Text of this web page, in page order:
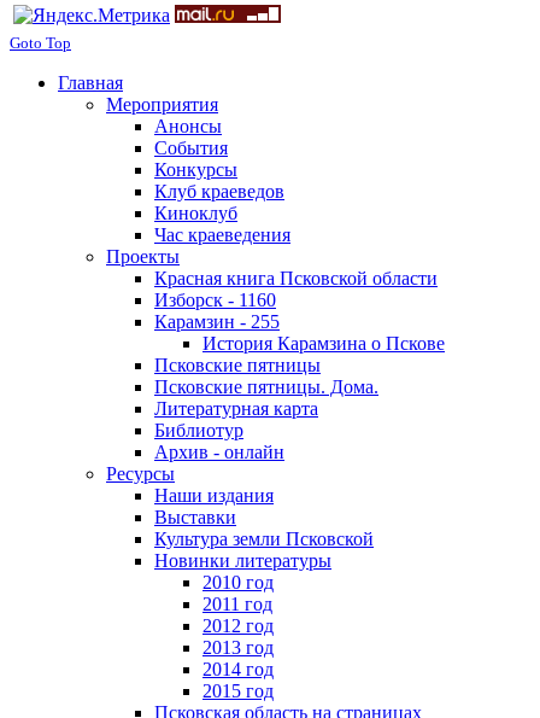
Goto Top
Главная
Мероприятия
Анонсы
События
Конкурсы
Клуб краеведов
Киноклуб
Час краеведения
Проекты
Красная книга Псковской области
Изборск - 1160
Карамзин - 255
История Карамзина о Пскове
Псковские пятницы
Псковские пятницы. Дома.
Литературная карта
Библиотур
Архив - онлайн
Ресурсы
Наши издания
Выставки
Культура земли Псковской
Новинки литературы
2010 год
2011 год
2012 год
2013 год
2014 год
2015 год
Псковская область на страницах